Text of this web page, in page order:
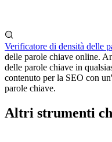
Verificatore di densità delle
delle parole chiave online.
delle parole chiave in
contenuto per la SEO con
parole chiave.
Altri strumenti